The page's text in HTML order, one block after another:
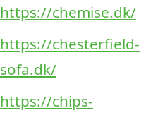
https://chemise.dk/
https://chesterfield-
sofa.dk/
https://chips-